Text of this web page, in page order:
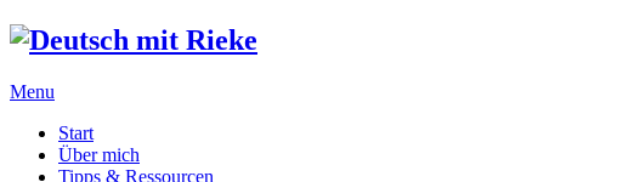
Menu
Start
Über mich
Tipps & Ressourcen